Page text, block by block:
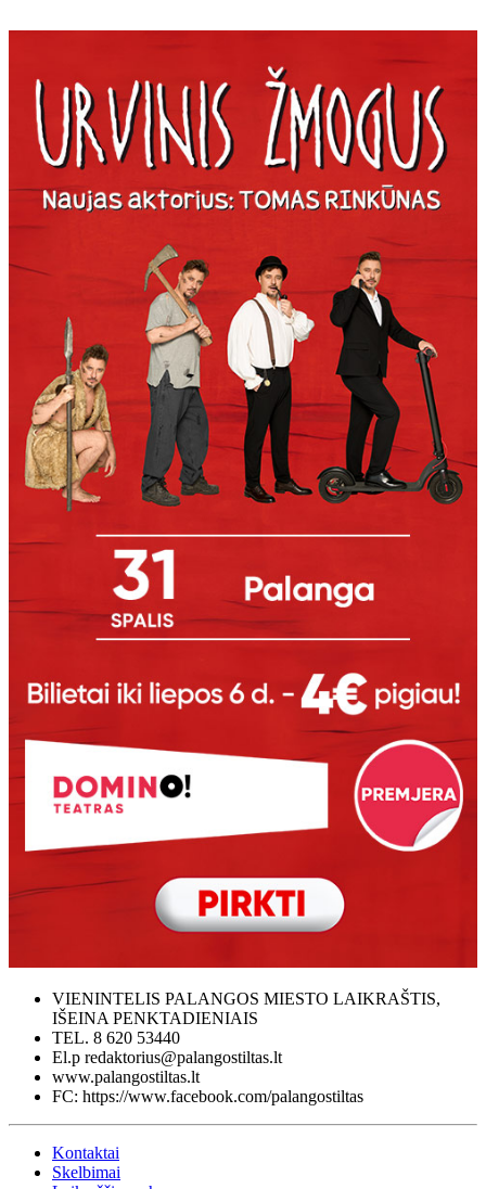
VIENINTELIS PALANGOS MIESTO LAIKRAŠTIS,
IŠEINA PENKTADIENIAIS
TEL. 8 620 53440
El.p redaktorius@palangostiltas.lt
www.palangostiltas.lt
FC: https://www.facebook.com/palangostiltas
Kontaktai
Skelbimai